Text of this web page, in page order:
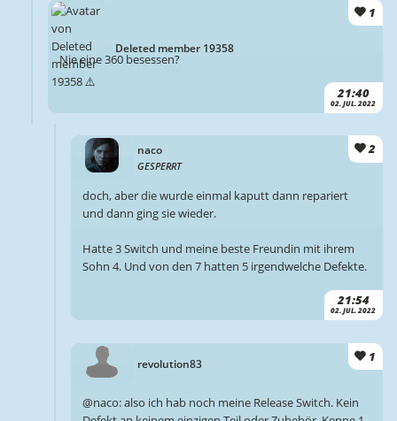
Deleted member 19358
1
21:40
02. JUL. 2022
Nie eine 360 besessen?
naco
GESPERRT
2
21:54
02. JUL. 2022
doch, aber die wurde einmal kaputt dann repariert
und dann ging sie wieder.
Hatte 3 Switch und meine beste Freundin mit ihrem
Sohn 4. Und von den 7 hatten 5 irgendwelche Defekte.
revolution83 1
@naco: also ich hab noch meine Release Switch. Kein